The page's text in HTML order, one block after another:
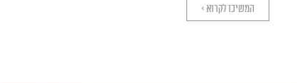
המשיכו לקרוא >